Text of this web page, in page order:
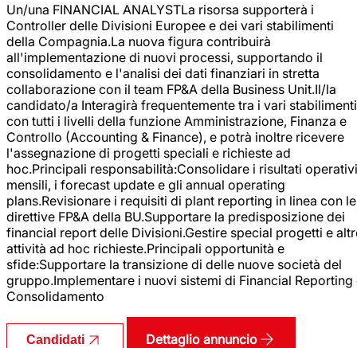
Un/una FINANCIAL ANALYSTLa risorsa supporterà i
Controller delle Divisioni Europee e dei vari stabilimenti
della Compagnia.La nuova figura contribuirà
all'implementazione di nuovi processi, supportando il
consolidamento e l'analisi dei dati finanziari in stretta
collaborazione con il team FP&A della Business Unit.Il/la
candidato/a Interagirà frequentemente tra i vari stabilimenti
con tutti i livelli della funzione Amministrazione, Finanza e
Controllo (Accounting & Finance), e potrà inoltre ricevere
l'assegnazione di progetti speciali e richieste ad
hoc.Principali responsabilità:Consolidare i risultati operativi
mensili, i forecast update e gli annual operating
plans.Revisionare i requisiti di plant reporting in linea con le
direttive FP&A della BU.Supportare la predisposizione dei
financial report delle Divisioni.Gestire special progetti e
attività ad hoc richieste.Principali opportunità e
sfide:Supportare la transizione di delle nuove società del
gruppo.Implementare i nuovi sistemi di Financial Reporting
Consolidamento
Candidati Dettaglio annuncio